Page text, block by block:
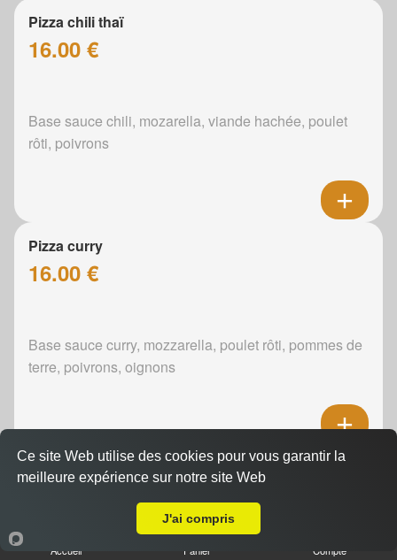
Pizza chili thaï
16.00 €
Base sauce chili, mozarella, viande hachée, poulet
rôti, poivrons
Pizza curry
16.00 €
Base sauce curry, mozzarella, poulet rôti, pommes de
terre, poivrons, oignons
Pizza boursin
Accueil Panier Compte
Ce site Web utilise des cookies pour vous garantir la
meilleure expérience sur notre site Web
J'ai compris